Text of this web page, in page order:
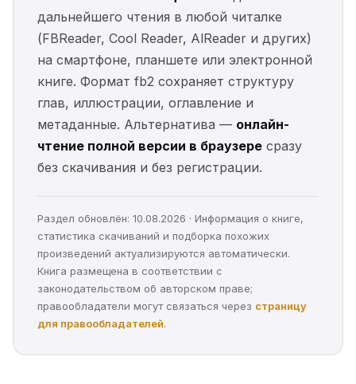
дальнейшего чтения в любой читалке
(FBReader, Cool Reader, AlReader и других)
на смартфоне, планшете или электронной
книге. Формат fb2 сохраняет структуру
глав, иллюстрации, оглавление и
метаданные. Альтернатива — онлайн-
чтение полной версии в браузере сразу
без скачивания и без регистрации.
Раздел обновлён: 10.08.2026 · Информация о книге,
статистика скачиваний и подборка похожих
произведений актуализируются автоматически.
Книга размещена в соответствии с
законодательством об авторском праве;
правообладатели могут связаться через страницу
для правообладателей.